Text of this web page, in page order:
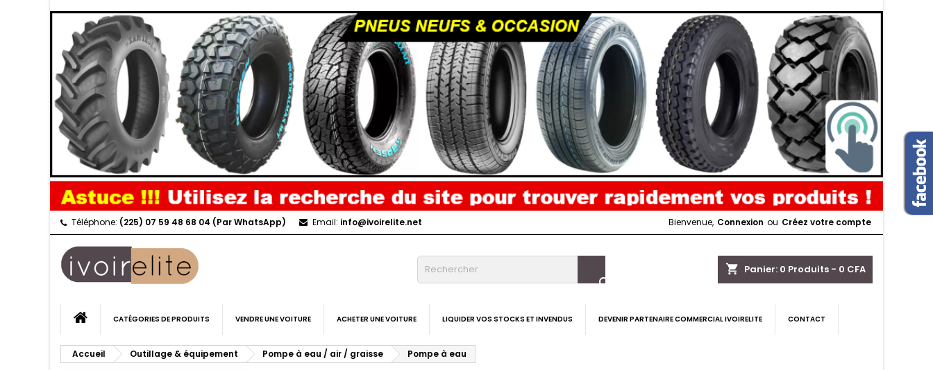
Téléphone: (225) 07 59 48 68 04 (Par WhatsApp) Email: info@ivoirelite.net Bienvenue, Connexion ou Créez votre compte
shopping_cart Panier: 0 Produits - 0 CFA

CATÉGORIES DE PRODUITS VENDRE UNE VOITURE ACHETER UNE VOITURE LIQUIDER VOS STOCKS ET INVENDUS DEVENIR PARTENAIRE COMMERCIAL IVOIRELITE CONTACT
Accueil Outillage & équipement Pompe à eau / air / graisse Pompe à eau